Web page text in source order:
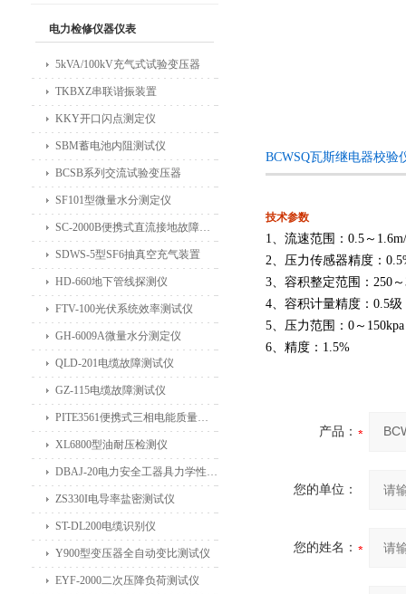
BCWSQ瓦斯继电器校验
技术参数
1、流速范围：0.5～
2、压力传感器精度：
3、容积整定范围：250～
4、容积计量精度：0.5级
5、压力范围：0～ 150kpa
6、精度： 1.5%
产品：
您的单位：
您的姓名：
电力检修仪器仪表
5kVA/100kV充气式试验变压器
TKBXZ串联谐振装置
KKY开口闪点测定仪
SBM蓄电池内阻测试仪
BCSB系列交流试验变压器
SF101型微量水分测定仪
SC-2000B便携式直流接地故障检测仪
SDWS-5型SF6抽真空充气装置
HD-660地下管线探测仪
FTV-100光伏系统效率测试仪
GH-6009A微量水分测定仪
QLD-201电缆故障测试仪
GZ-115电缆故障测试仪
PITE3561便携式三相电能质量分析仪
XL6800型油耐压检测仪
DBAJ-20电力安全工器具力学性能试验机
ZS330I电导率盐密测试仪
ST-DL200电缆识别仪
Y900型变压器全自动变比测试仪
EYF-2000二次压降负荷测试仪